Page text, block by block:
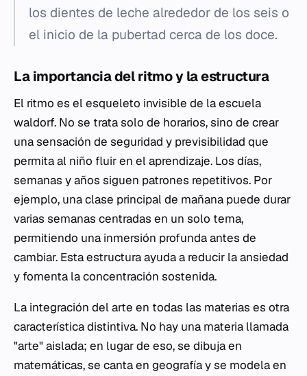
los dientes de leche alrededor de los seis o
el inicio de la pubertad cerca de los doce.
La importancia del ritmo y la estructura
El ritmo es el esqueleto invisible de la escuela
waldorf. No se trata solo de horarios, sino de crear
una sensación de seguridad y previsibilidad que
permita al niño fluir en el aprendizaje. Los días,
semanas y años siguen patrones repetitivos. Por
ejemplo, una clase principal de mañana puede durar
varias semanas centradas en un solo tema,
permitiendo una inmersión profunda antes de
cambiar. Esta estructura ayuda a reducir la ansiedad
y fomenta la concentración sostenida.
La integración del arte en todas las materias es otra
característica distintiva. No hay una materia llamada
"arte" aislada; en lugar de eso, se dibuja en
matemáticas, se canta en geografía y se modela en